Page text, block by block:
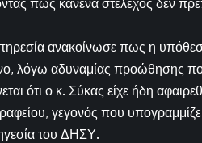
ανακοίνωσε πως η
λόγω αδυναμίας προώθησης
ότι ο κ. Σύκας είχε ήδη
γεγονός που
ηγεσία του ΔΗΣΥ.